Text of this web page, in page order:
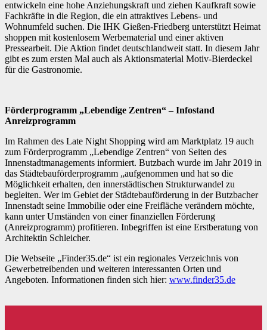
entwickeln eine hohe Anziehungskraft und ziehen Kaufkraft sowie
Fachkräfte in die Region, die ein attraktives Lebens- und
Wohnumfeld suchen. Die IHK Gießen-Friedberg unterstützt Heimat
shoppen mit kostenlosem Werbematerial und einer aktiven
Pressearbeit. Die Aktion findet deutschlandweit statt. In diesem Jahr
gibt es zum ersten Mal auch als Aktionsmaterial Motiv-Bierdeckel
für die Gastronomie.
Förderprogramm „Lebendige Zentren“ – Infostand
Anreizprogramm
Im Rahmen des Late Night Shopping wird am Marktplatz 19 auch
zum Förderprogramm „Lebendige Zentren“ von Seiten des
Innenstadtmanagements informiert. Butzbach wurde im Jahr 2019 in
das Städtebauförderprogramm „aufgenommen und hat so die
Möglichkeit erhalten, den innerstädtischen Strukturwandel zu
begleiten. Wer im Gebiet der Städtebauförderung in der Butzbacher
Innenstadt seine Immobilie oder eine Freifläche verändern möchte,
kann unter Umständen von einer finanziellen Förderung
(Anreizprogramm) profitieren. Inbegriffen ist eine Erstberatung von
Architektin Schleicher.
Die Webseite „Finder35.de“ ist ein regionales Verzeichnis von
Gewerbetreibenden und weiteren interessanten Orten und
Angeboten. Informationen finden sich hier: www.finder35.de